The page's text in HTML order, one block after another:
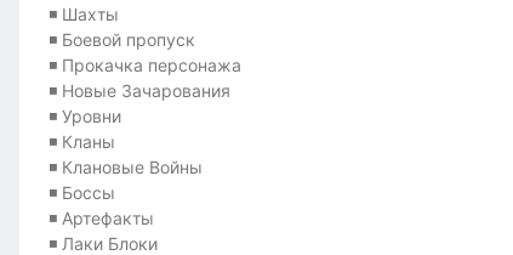
◾ Шахты
◾ Боевой пропуск
◾ Прокачка персонажа
◾ Новые Зачарования
◾ Уровни
◾ Кланы
◾ Клановые Войны
◾ Боссы
◾ Артефакты
◾ Лаки Блоки